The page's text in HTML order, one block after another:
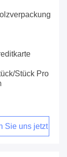
Stück Pro
Sie uns jetzt